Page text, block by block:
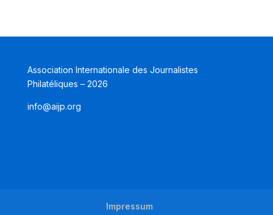
Association Internationale des Journalistes
Philatéliques – 2026
info@aijp.org
Impressum